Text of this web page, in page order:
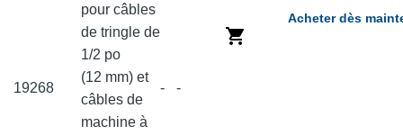
19268
pour câbles
de tringle de
1/2 po
(12 mm) et
câbles de
machine à
- -
Acheter dès